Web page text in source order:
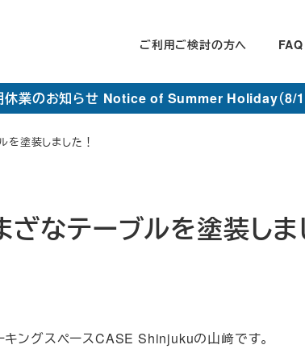
ご利用ご検討の方へ FAQ
休業のお知らせ Notice of Summer Holiday（8/
を塗装しました！
ざなテーブルを塗装しま
ングスペースCASE Shinjukuの山﨑です。